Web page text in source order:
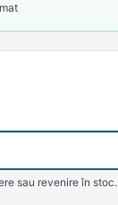
sau revenire în stoc.